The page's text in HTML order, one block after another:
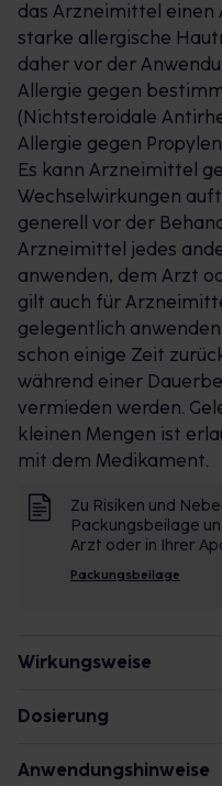
das Arzneimittel einen
starke allergische
daher vor der
Allergie gegen
(Nichtsteroidale
Allergie gegen
Es kann Arzneimittel
Wechselwirkungen
generell vor der
Arzneimittel jedes
anwenden, dem Arzt
gilt auch für
gelegentlich
schon einige Zeit
während einer
vermieden werden.
kleinen Mengen ist
mit dem Medikament.
Zu Risiken und
Packungsbeilage
Arzt oder in Ihrer
Packungsbeilage
Wirkungsweise
die sowohl gegen
Dosierung
Anwendungshinweise